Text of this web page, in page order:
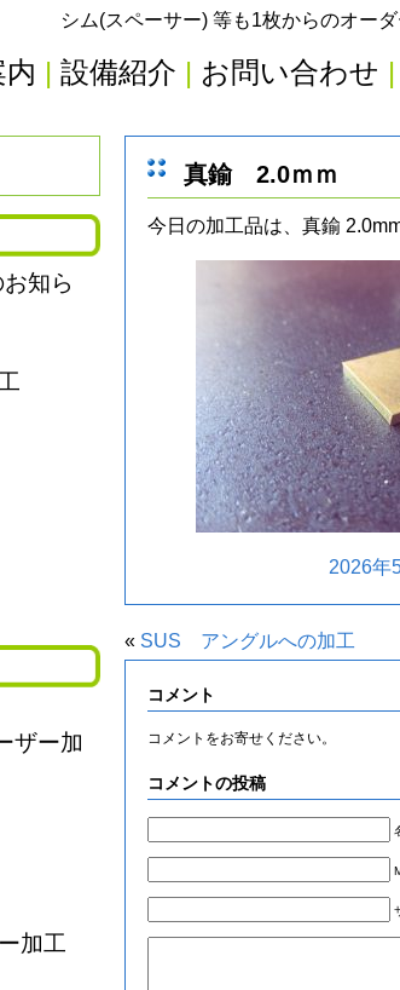
シム(スペーサー) 等も1枚からのオー
| 設備紹介 | お問い合わせ |
真鍮 2.0ｍｍ
今日の加工品は、真鍮 2.0mm
2026年
« SUS アングルへの加工
コメント
コメントをお寄せください。
コメントの投稿
知ら
ザー加
加工